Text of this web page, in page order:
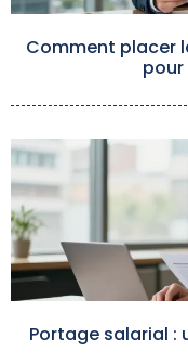
Comment placer
Portage salarial :